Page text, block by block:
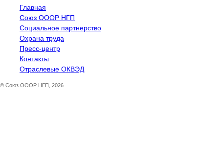
Главная
Союз ОООР НГП
Социальное партнерство
Охрана труда
Пресс-центр
Контакты
Отраслевые ОКВЭД
© Союз ОООР НГП, 2026